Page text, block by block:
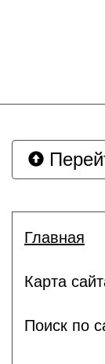
Главная
Карта
Поиск по